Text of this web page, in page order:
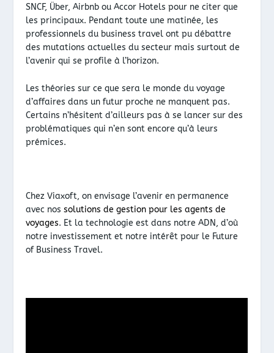
SNCF, Über, Airbnb ou Accor Hotels pour ne citer que
les principaux. Pendant toute une matinée, les
professionnels du business travel ont pu débattre
des mutations actuelles du secteur mais surtout de
l’avenir qui se profile à l’horizon.
Les théories sur ce que sera le monde du voyage
d’affaires dans un futur proche ne manquent pas.
Certains n’hésitent d’ailleurs pas à se lancer sur des
problématiques qui n’en sont encore qu’à leurs
prémices.
Chez Viaxoft, on envisage l’avenir en permanence
avec nossolutions de gestion pour les agents de
voyages. Et la technologie est dans notre ADN, d’où
notre investissement et notre intérêt pour le Future
of Business Travel.